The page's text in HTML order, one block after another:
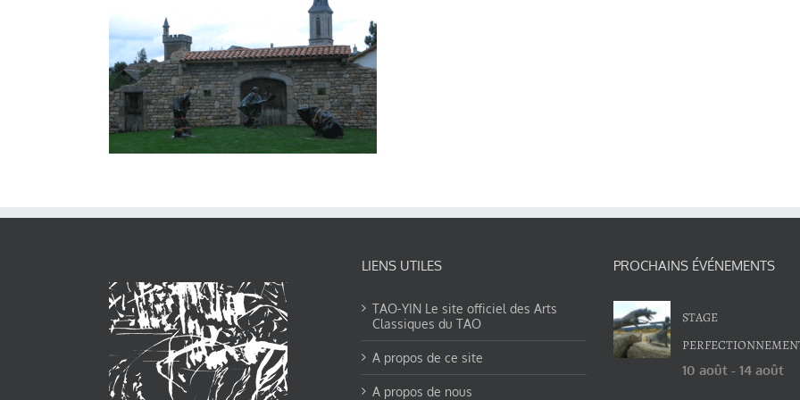
LIENS UTILES
TAO-YIN Le site officiel des Arts
Classiques du TAO
A propos de ce site
A propos de nous
PROCHAINS ÉVÉNEMENTS
STAGE
10 août - 14 août